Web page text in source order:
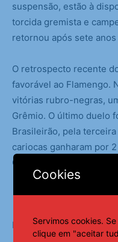
suspensão, estão à
torcida gremista e
retornou após sete
O retrospecto recente
favorável ao Flamengo.
vitórias rubro-negras,
Grêmio. O último duelo
Brasileirão, pela
cariocas ganharam por
Giorgian De Arrascaeta.
Fonte:Agência Brasil
Cookies
Servimos cookies.
clique em "aceitar